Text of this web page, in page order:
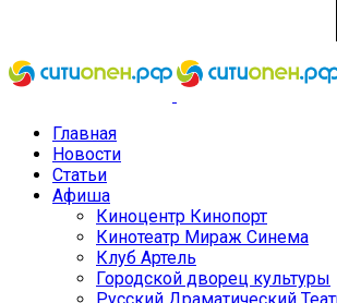
Главная
Новости
Статьи
Афиша
Киноцентр Кинопорт
Кинотеатр Мираж Синема
Клуб Артель
Городской дворец культуры